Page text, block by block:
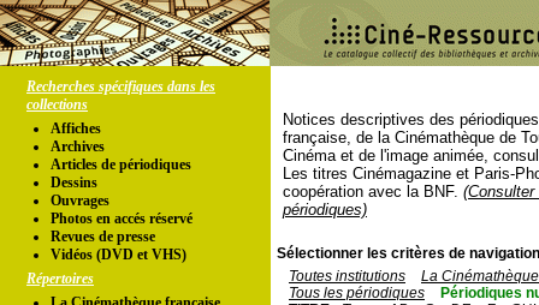
Recherches spécifiques dans les
collections
Affiches
Archives
Articles de périodiques
Dessins
Ouvrages
Photos en accés réservé
Revues de presse
Vidéos (DVD et VHS)
Répertoires
Notices descriptives des
française, de la Cinémathèque de
Cinéma et de l'image animée,
Les titres Cinémagazine et Paris-
coopération avec la BNF.
périodiques)
Sélectionner les critères de
Toutes institutions
La
Tous les périodiques
Périodiques